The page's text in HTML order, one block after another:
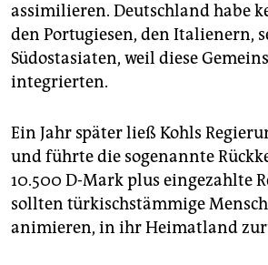
assimilieren. Deutschland habe
den Portugiesen, den Italienern,
Südostasiaten, weil diese
integrierten.
Ein Jahr später ließ Kohls
und führte die sogenannte
10.500 D-Mark plus eingezahlte
sollten türkischstämmige
animieren, in ihr Heimatland